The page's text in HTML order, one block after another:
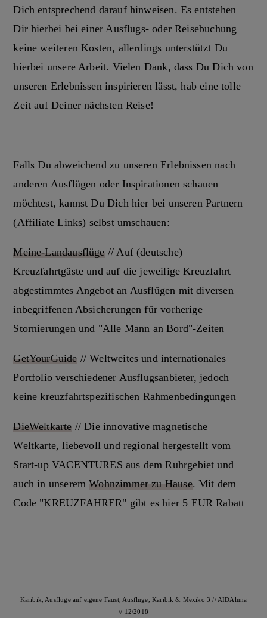
Dich entsprechend darauf hinweisen. Es entstehen
Dir hierbei bei einer Ausflugs- oder Reisebuchung
keine weiteren Kosten, allerdings unterstützt Du
hierbei unsere Arbeit. Vielen Dank, dass Du Dich von
unseren Erlebnissen inspirieren lässt, hab eine tolle
Zeit auf Deiner nächsten Reise!
Falls Du abweichend zu unseren Erlebnissen nach
anderen Ausflügen oder Inspirationen schauen
möchtest, kannst Du Dich hier bei unseren Partnern
(Affiliate Links) selbst umschauen:
Meine-Landausflüge // Auf (deutsche)
Kreuzfahrtgäste und auf die jeweilige Kreuzfahrt
abgestimmtes Angebot an Ausflügen mit diversen
inbegriffenen Absicherungen für vorherige
Stornierungen und "Alle Mann an Bord"-Zeiten
GetYourGuide // Weltweites und internationales
Portfolio verschiedener Ausflugsanbieter, jedoch
keine kreuzfahrtspezifischen Rahmenbedingungen
DieWeltkarte // Die innovative magnetische
Weltkarte, liebevoll und regional hergestellt vom
Start-up VACENTURES aus dem Ruhrgebiet und
auch in unseremWohnzimmer zu Hause. Mit dem
Code "KREUZFAHRER" gibt es hier 5 EUR Rabatt
Karibik Ausflüge auf eigene Faust, Ausflüge Karibik & Mexiko 3 // AIDAluna
// 12/2018